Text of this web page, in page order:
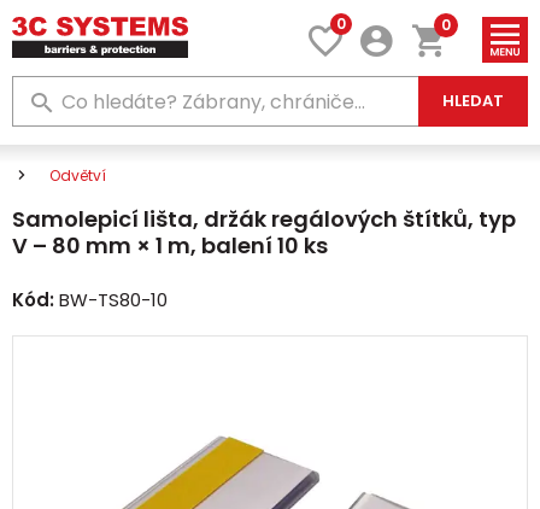
0
HLEDAT
0
Odvětví
Samolepicí lišta, držák regálových štítků, typ
V – 80 mm × 1 m, balení 10 ks
Kód:BW-TS80-10